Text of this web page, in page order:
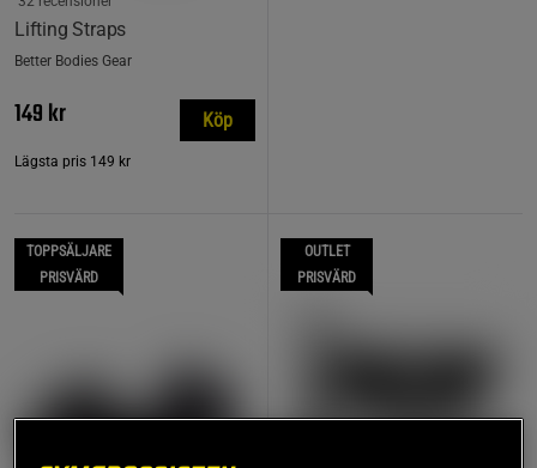
Lifting Straps
Better Bodies Gear
149 kr
Lägsta pris 149 kr
Köp
TOPPSÄLJARE
PRISVÄRD
OUTLET
PRISVÄRD